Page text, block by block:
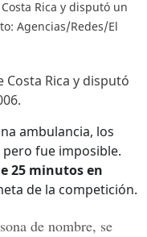
Rica y disputó un
Agencias/Redes/El
Rica y disputó
ambulancia, los
fue imposible.
25 minutos en
de la competición.
de nombre, se